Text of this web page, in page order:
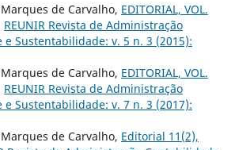
de Carvalho, EDITORIAL, VOL.
REUNIR Revista de Administração
Sustentabilidade: v. 5 n. 3 (2015):
de Carvalho, EDITORIAL, VOL.
REUNIR Revista de Administração
Sustentabilidade: v. 7 n. 3 (2017):
de Carvalho, Editorial 11(2),